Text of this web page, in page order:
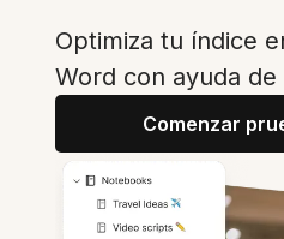
Optimiza tu índice
Word con ayuda de
Comenzar